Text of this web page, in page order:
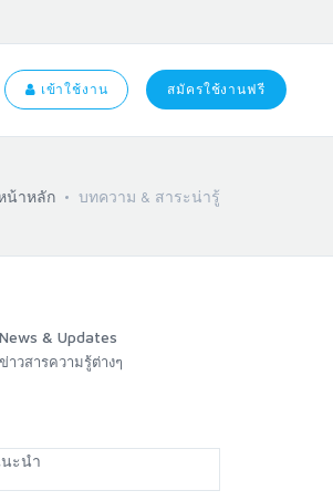
เข้าใช้งาน สมัครใช้งานฟรี
น้าหลัก บทความ & สาระน่ารู้
News & Updates
ข่าวสารความรู้ต่างๆ
ะนำ